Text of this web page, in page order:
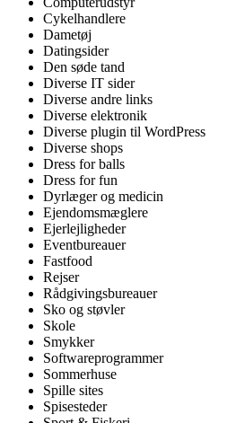
Cykelhandlere
Dametøj
Datingsider
Den søde tand
Diverse IT sider
Diverse andre links
Diverse elektronik
Diverse plugin til WordPress
Diverse shops
Dress for balls
Dress for fun
Dyrlæger og medicin
Ejendomsmæglere
Ejerlejligheder
Eventbureauer
Fastfood
Rejser
Rådgivingsbureauer
Sko og støvler
Skole
Smykker
Softwareprogrammer
Sommerhuse
Spille sites
Spisesteder